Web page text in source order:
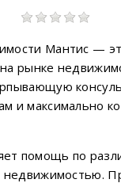
Мантис —
рынке
и максимально
помощь по
недвижимостью.